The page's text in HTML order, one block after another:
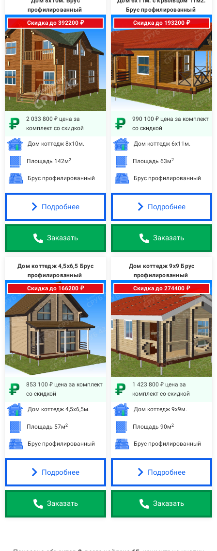
профилированный
Скидка до 392200 ₽
2 033 800 ₽ цена за
комплект со скидкой
Дом коттедж 8х10м.
Площадь 142м2
Брус профилированный
Подробнее
Заказать
Брус профилированный
Скидка до 193200 ₽
990 100 ₽ цена за комплект
со скидкой
Дом коттедж 6х11м.
Площадь 63м2
Брус профилированный
Подробнее
Заказать
Дом коттедж 4,5х6,5 Брус
профилированный
Скидка до 166200 ₽
853 100 ₽ цена за комплект
со скидкой
Дом коттедж 4,5х6,5м.
Площадь 57м2
Брус профилированный
Подробнее
Заказать
Дом коттедж 9х9 Брус
профилированный
Скидка до 274400 ₽
1 423 800 ₽ цена за
комплект со скидкой
Дом коттедж 9х9м.
Площадь 90м2
Брус профилированный
Подробнее
Заказать